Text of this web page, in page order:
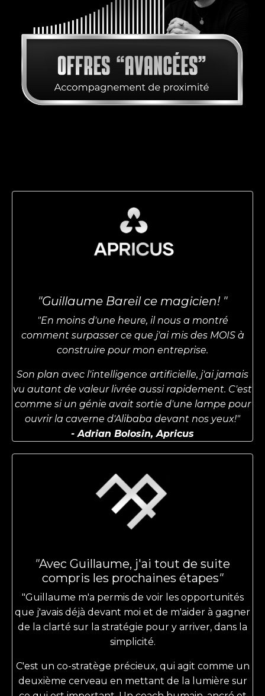
"Guillaume Bareil ce magicien! "
"En moins d'une heure, il nous a montré
comment surpasser ce que j'ai mis des MOIS à
construire pour mon entreprise.
Son plan avec l'intelligence artificielle, j'ai jamais
vu autant de valeur livrée aussi rapidement. C'est
comme si un génie avait sortie d'une lampe pour
ouvrir la caverne d'Alibaba devant nos yeux!"
- Adrian Bolosin, Apricus
"Avec Guillaume, j'ai tout de suite
compris les prochaines étapes"
"Guillaume m'a permis de voir les opportunités
que j'avais déjà devant moi et de m'aider à gagner
de la clarté sur la stratégie pour y arriver, dans la
simplicité.
C'est un co-stratège précieux, qui agit comme un
deuxième cerveau en mettant de la lumière sur